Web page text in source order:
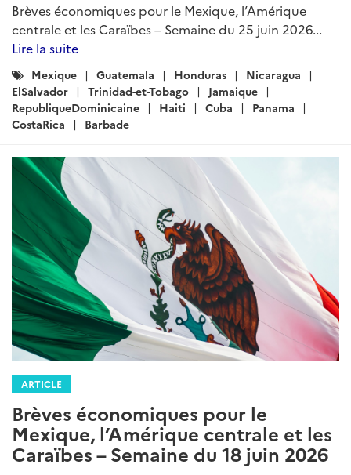
Brèves économiques pour le Mexique, l’Amérique
centrale et les Caraïbes – Semaine du 25 juin 2026...
Lire la suite
Catégories
:
Mexique Guatemala Honduras
Nicaragua
ElSalvador
Trinidad-et-Tobago
Jamaique
RepubliqueDominicaine
Haiti Cuba
Panama
CostaRica
Barbade
ARTICLE
Brèves économiques pour le
Mexique, l’Amérique centrale et les
Caraïbes – Semaine du 18 juin 2026